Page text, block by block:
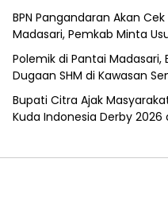
BPN Pangandaran Akan
Madasari, Pemkab Minta
Polemik di Pantai Madasari,
Dugaan SHM di Kawasan
Bupati Citra Ajak
Kuda Indonesia Derby 2026